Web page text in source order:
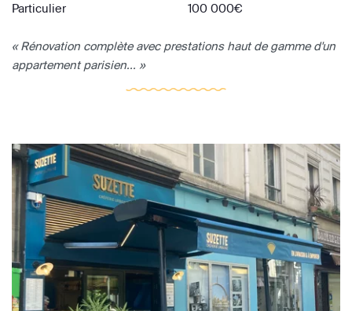
Particulier
100 000€
« Rénovation complète avec prestations haut de gamme d'un
appartement parisien... »